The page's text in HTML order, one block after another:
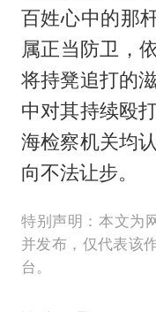
百姓心中的那
属正当防卫 ，
将持凳追打的
中对其持续殴
海检察机关均
向不法让步。
特别声明：本文为
并发布，仅代表该
台。